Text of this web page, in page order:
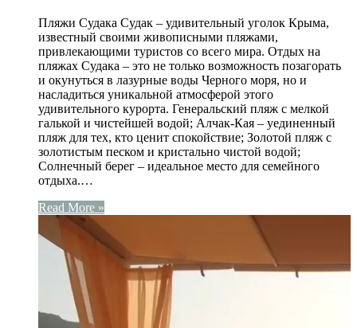
Пляжи Судака Судак – удивительный уголок Крыма,
известный своими живописными пляжами,
привлекающими туристов со всего мира. Отдых на
пляжах Судака – это не только возможность позагорать
и окунуться в лазурные воды Черного моря, но и
насладиться уникальной атмосферой этого
удивительного курорта. Генеральский пляж с мелкой
галькой и чистейшей водой; Алчак-Кая – уединенный
пляж для тех, кто ценит спокойствие; Золотой пляж с
золотистым песком и кристально чистой водой;
Солнечный берег – идеальное место для семейного
отдыха.…
Read More »